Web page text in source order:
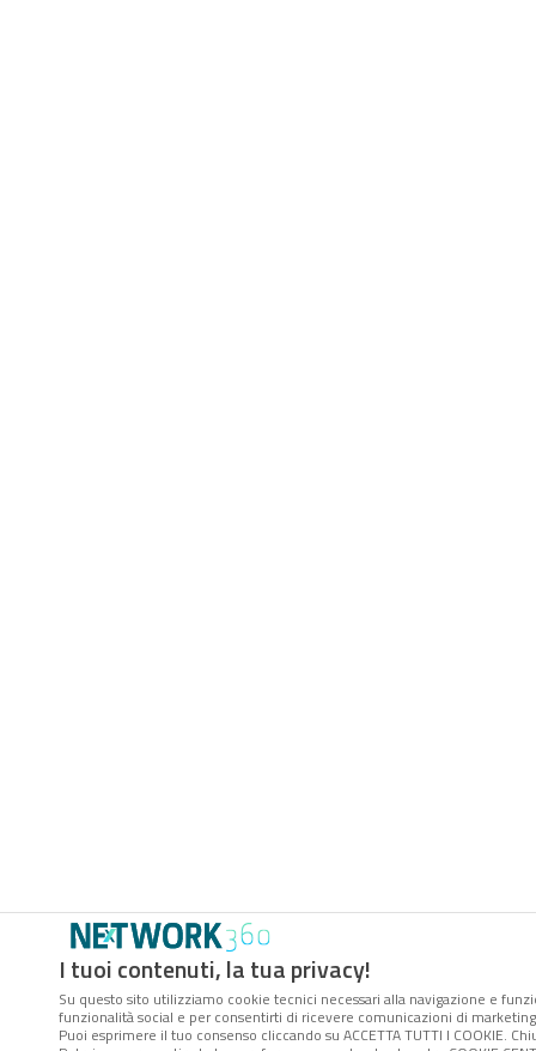
I tuoi contenuti, la tua privacy!
Su questo sito utilizziamo cookie tecnici necessari alla navigazione e
funzionalità social e per consentirti di ricevere comunicazioni di
Puoi esprimere il tuo consenso cliccando su ACCETTA TUTTI I COOKIE.